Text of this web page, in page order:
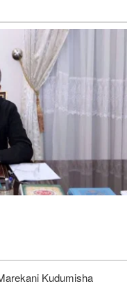
7 hours ago
Kudumisha